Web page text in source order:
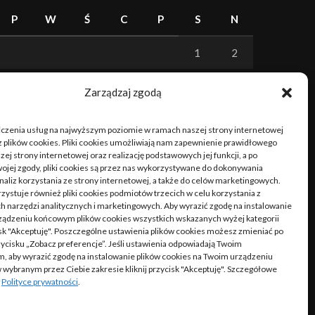
Zarządzaj zgodą
usług na najwyższym poziomie w ramach naszej strony internetowej
plików cookies. Pliki cookies umożliwiają nam zapewnienie prawidłowego
strony internetowej oraz realizację podstawowych jej funkcji, a po
zgody, pliki cookies są przez nas wykorzystywane do dokonywania
korzystania ze strony internetowej, a także do celów marketingowych.
również pliki cookies podmiotów trzecich w celu korzystania z
narzędzi analitycznych i marketingowych. Aby wyrazić zgodę na instalowanie
końcowym plików cookies wszystkich wskazanych wyżej kategorii
"Akceptuję". Poszczególne ustawienia plików cookies możesz zmieniać po
„Zobacz preferencje”. Jeśli ustawienia odpowiadają Twoim
aby wyrazić zgodę na instalowanie plików cookies na Twoim urządzeniu
przez Ciebie zakresie kliknij przycisk "Akceptuję". Szczegółowe
Polityce prywatności.
P W Ś C P S N
1 2
17 18 19 20 21 22 23
24 25 26 27 28 29 30
31
cze